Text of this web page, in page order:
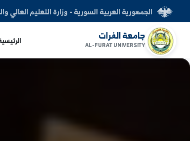
السورية - وزارة التعليم العالي والبحث العلمي
AL-FURAT عن الجامعة